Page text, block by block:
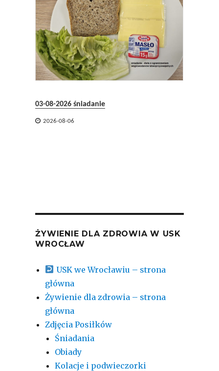
03-08-2026 śniadanie
 2026-08-06
ŻYWIENIE DLA ZDROWIA W USK
WROCŁAW
USK we Wrocławiu – strona
główna
Żywienie dla zdrowia – strona
główna
Zdjęcia Posiłków
Śniadania
Obiady
Kolacje i podwieczorki